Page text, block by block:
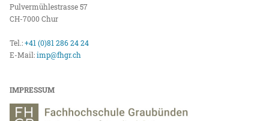
Pulvermühlestrasse 57
CH-7000 Chur
Tel.:+41 (0)81 286 24 24
E-Mail:imp@fhgr.ch
IMPRESSUM